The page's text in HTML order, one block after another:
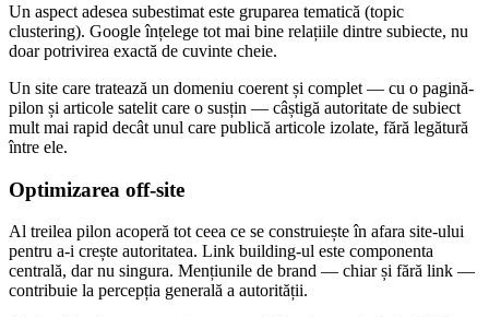
Un aspect adesea subestimat este gruparea tematică (topic
clustering). Google înțelege tot mai bine relațiile dintre subiecte, nu
doar potrivirea exactă de cuvinte cheie.
Un site care tratează un domeniu coerent și complet — cu o pagină-
pilon și articole satelit care o susțin — câștigă autoritate de subiect
mult mai rapid decât unul care publică articole izolate, fără legătură
între ele.
Optimizarea off-site
Al treilea pilon acoperă tot ceea ce se construiește în afara site-ului
pentru a-i crește autoritatea. Link building-ul este componenta
centrală, dar nu singura. Mențiunile de brand — chiar și fără link —
contribuie la percepția generală a autorității.